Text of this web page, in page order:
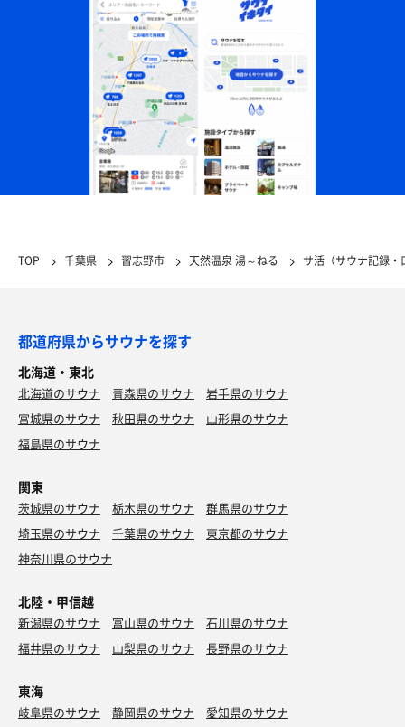
TOP 千葉県 習志野市 天然温泉 湯～ねる サ活（サウナ記録・
都道府県からサウナを探す
北海道・東北
北海道のサウナ 青森県のサウナ
岩手県のサウナ
宮城県のサウナ
秋田県のサウナ
山形県のサウナ
福島県のサウナ
関東
茨城県のサウナ 栃木県のサウナ
群馬県のサウナ
埼玉県のサウナ
千葉県のサウナ
東京都のサウナ
神奈川県のサウナ
北陸・甲信越
新潟県のサウナ 富山県のサウナ
石川県のサウナ
福井県のサウナ
山梨県のサウナ 長野県のサウナ
東海
岐阜県のサウナ 静岡県のサウナ
愛知県のサウナ